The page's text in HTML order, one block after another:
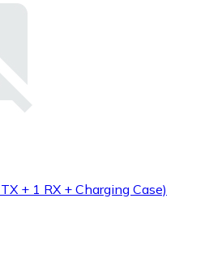
+ 1 RX + Charging Case)